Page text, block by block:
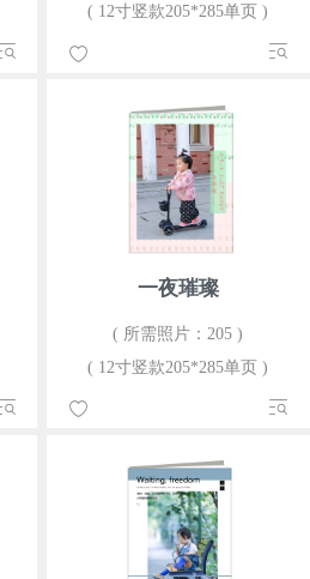
( 12寸竖款205*285单页 )
一夜璀璨
( 所需照片：205 )
( 12寸竖款205*285单页 )